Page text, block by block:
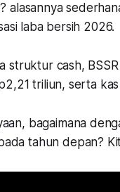
alasannya
laba bersih 2026.
struktur cash,
triliun, serta
bagaimana
tahun depan?